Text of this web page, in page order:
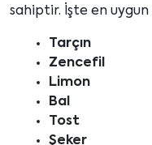
sahiptir. İşte en uygun
Tarçın
Zencefil
Limon
Bal
Tost
Şeker